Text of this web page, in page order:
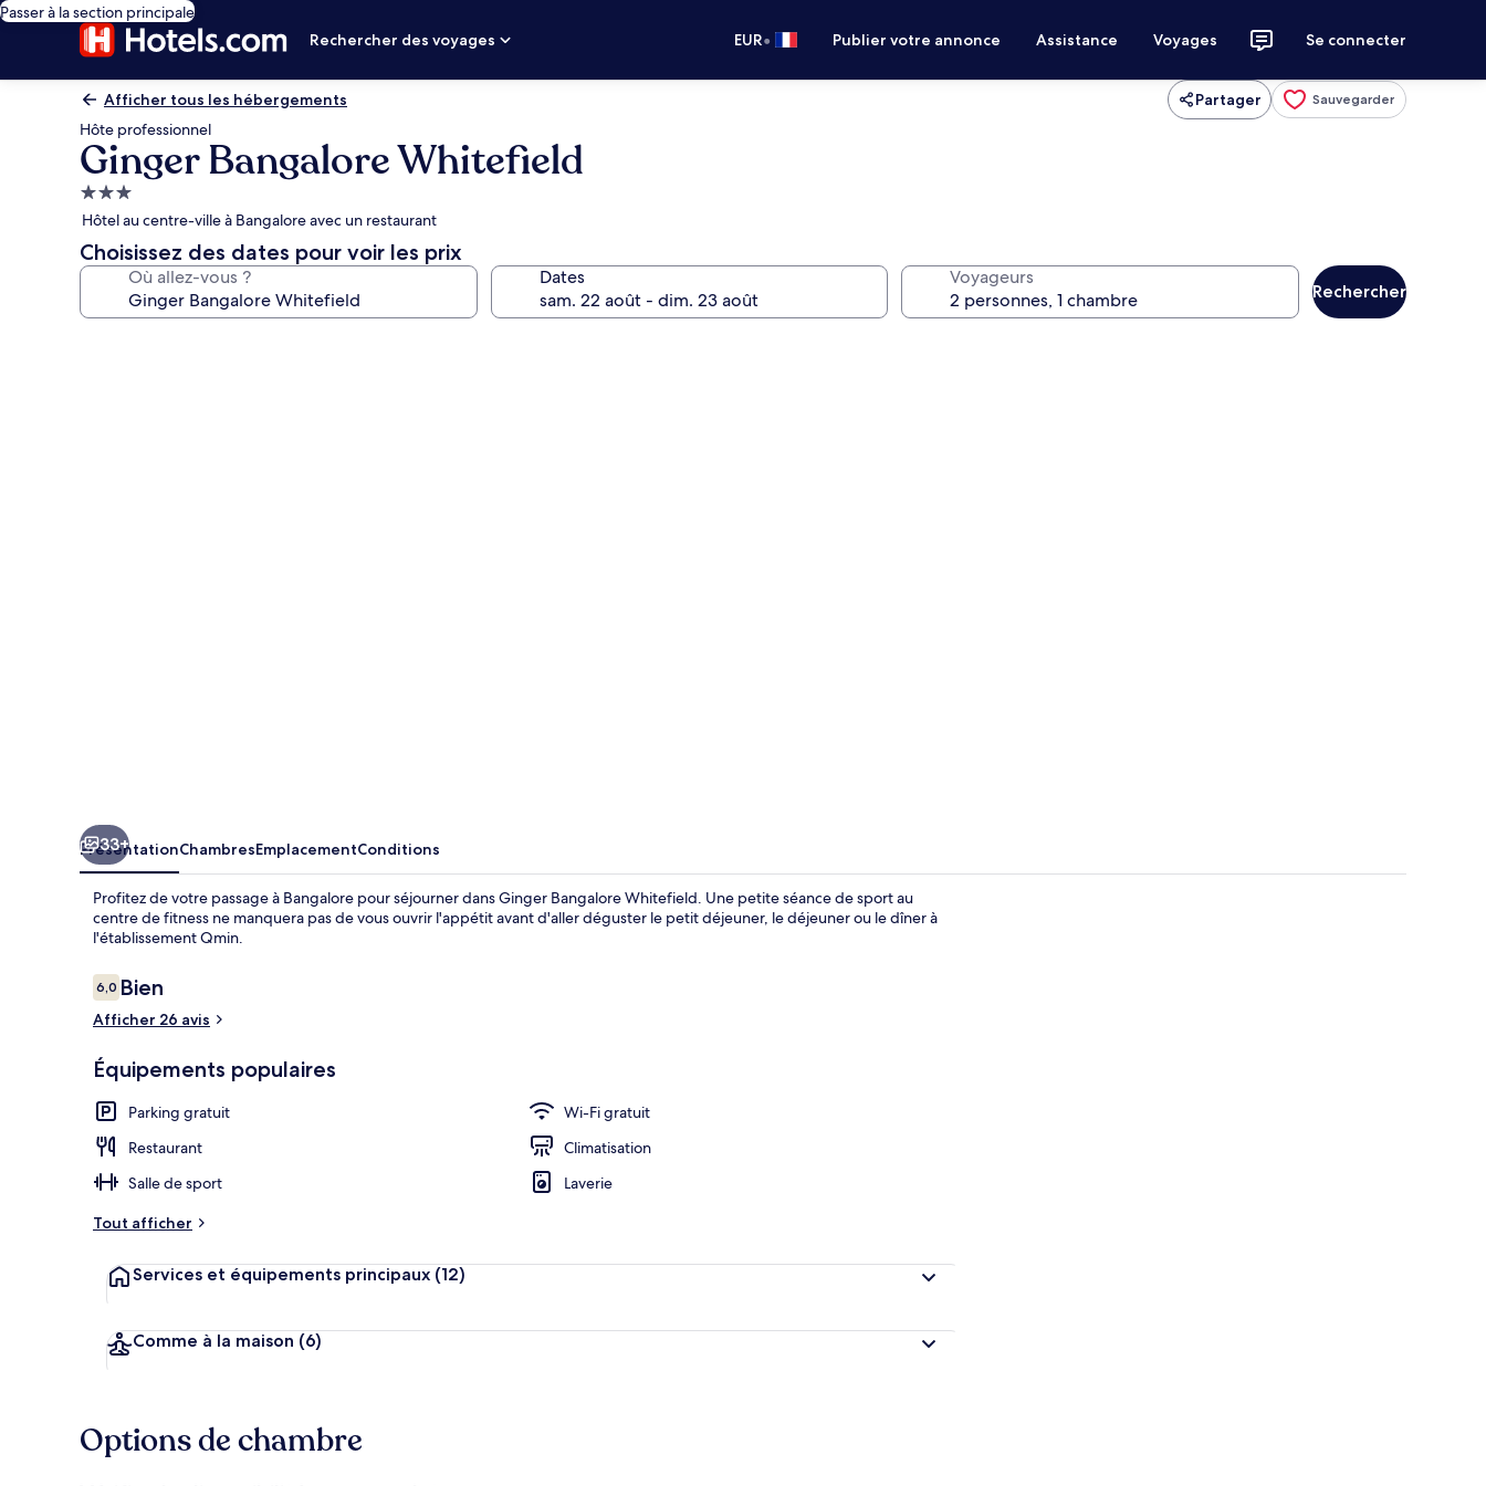
Passer à la section principale
Rechercher des voyages
EUR• Publier votre annonce Assistance Voyages Se connecter
Afficher tous les hébergements Partager Sauvegarder
Hôte professionnel
Ginger Bangalore Whitefield
Hébergement
3.0 étoiles
Hôtel au centre-ville à Bangalore avec un restaurant
Choisissez des dates pour voir les prix
Où allez-vous ? Dates Voyageurs
Rechercher
33+
PrésentationChambresEmplacementConditions
Profitez de votre passage à Bangalore pour séjourner dans Ginger Bangalore Whitefield. Une petite séance de sport au
centre de fitness ne manquera pas de vous ouvrir l'appétit avant d'aller déguster le petit déjeuner, le déjeuner ou le dîner à
l'établissement Qmin.
Avis
voyageurs
6,06,0 sur 10
Bien
Afficher 26 avis
Équipements populaires
Parking gratuit
Wi-Fi gratuit
Restaurant
Climatisation
Salle de sport
Laverie
Tout afficher
Services et équipements principaux (12)
Comme à la maison (6)
Options de chambre